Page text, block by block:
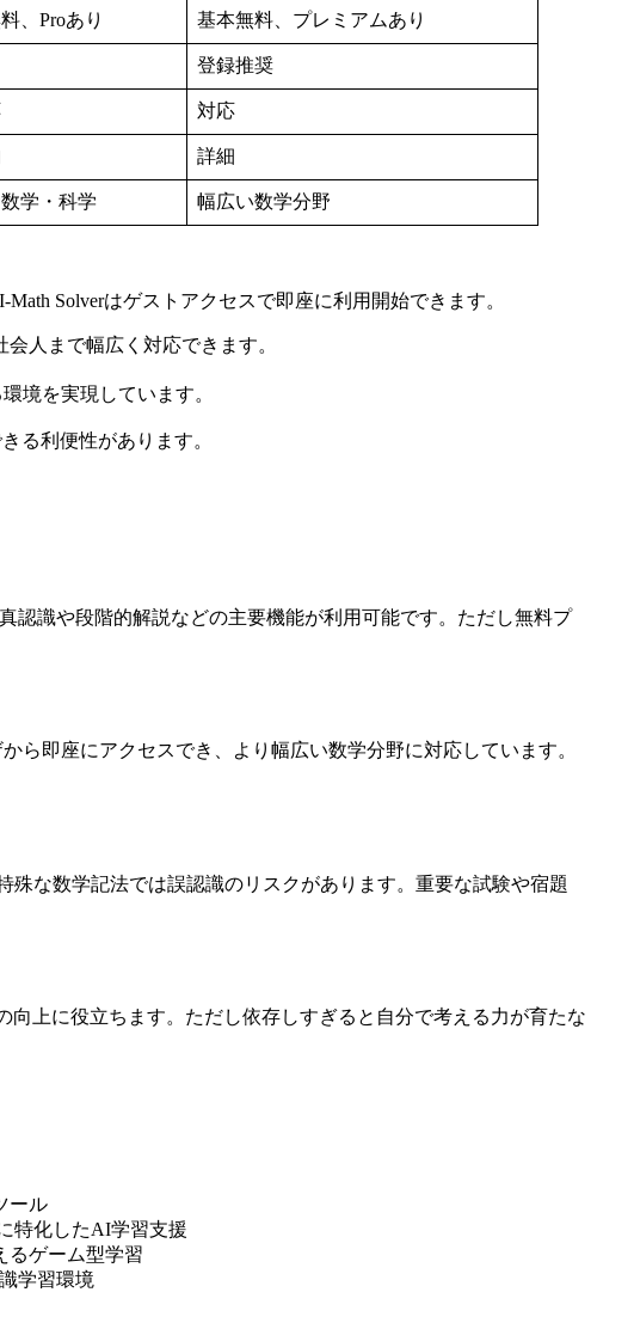
、Proあり 基本無料、プレミアムあり
登録推奨
対応
詳細
学・科学 幅広い数学分野
Solverはゲストアクセスで即座に利用開始できます。
人まで幅広く対応できます。
境を実現しています。
る利便性があります。
認識や段階的解説などの主要機能が利用可能です。ただし無料プ
ら即座にアクセスでき、より幅広い数学分野に対応しています。
な数学記法では誤認識のリスクがあります。重要な試験や宿題
上に役立ちます。ただし依存しすぎると自分で考える力が育たな
ール
特化したAI学習支援
るゲーム型学習
学習環境